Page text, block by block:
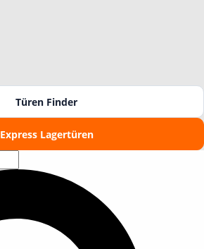
Türen Finder
Express Lagertüren